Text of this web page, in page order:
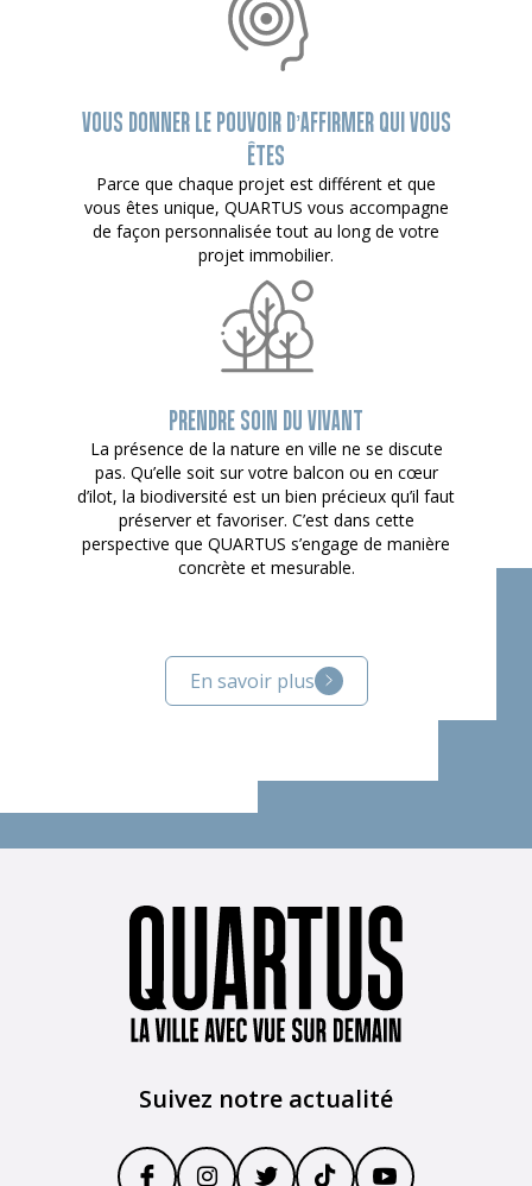
VOUS DONNER LE POUVOIR D’AFFIRMER QUI VOUS
ÊTES
Parce que chaque projet est différent et que
vous êtes unique, QUARTUS vous accompagne
de façon personnalisée tout au long de votre
projet immobilier.
PRENDRE SOIN DU VIVANT
La présence de la nature en ville ne se discute
pas. Qu’elle soit sur votre balcon ou en cœur
d’ilot, la biodiversité est un bien précieux qu’il faut
préserver et favoriser. C’est dans cette
perspective que QUARTUS s’engage de manière
concrète et mesurable.
En savoir plus
Suivez notre actualité